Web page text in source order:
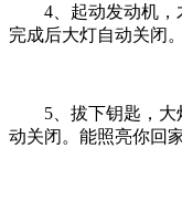
4、起动发动机，
完成后大灯自动关闭。
5、拔下钥匙，大
动关闭。能照亮你回